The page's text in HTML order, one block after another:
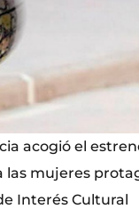
acogió el
las mujeres
Interés Cultural